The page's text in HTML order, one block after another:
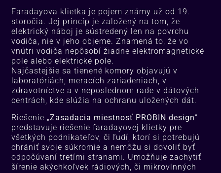
Faradayova klietka je pojem známy už od 19.
storočia.Jej princíp je založený na tom, že
elektrický náboj je sústredený len na povrchu
vodiča, nie v jeho objeme.Znamená to, že vo
vnútri vodiča nepôsobí žiadne elektromagnetické
pole alebo elektrické pole.
Najčastejšie sa tienené komory objavujú v
laboratóriách, meracích zariadeniach, v
zdravotníctve a v neposlednom rade v dátových
centrách, kde slúžia na ochranu uložených dát.
Riešenie „Zasadacia miestnosť PROBIN design“
predstavuje riešenie faradayovej klietky pre
všetkých podnikateľov, či ľudí, ktorí si potrebujú
chrániť svoje súkromie a nemôžu si dovoliť byť
odpočúvaní tretími stranami. Umožňuje zachytiť
šírenie akýchkoľvek rádiových, či mikrovlnných